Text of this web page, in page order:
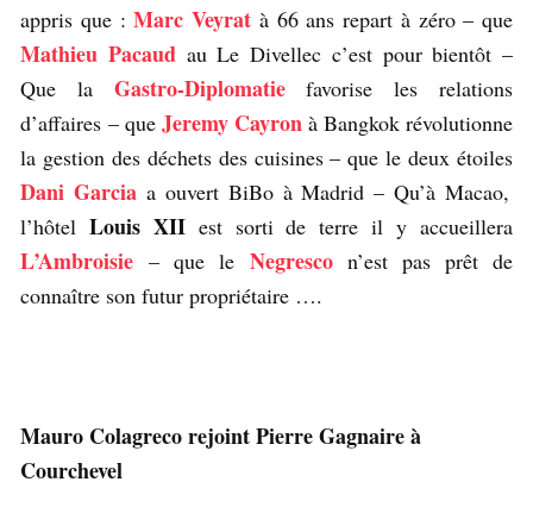
appris que :Marc Veyrat à 66 ans repart à zéro – que
Mathieu Pacaud au Le Divellec c’est pour bientôt –
Que la Gastro-Diplomatiefavorise les relations
d’affaires – que Jeremy Cayron à Bangkok révolutionne
la gestion des déchets des cuisines – que le deux étoiles
Dani Garciaa ouvert BiBo à Madrid – Qu’à Macao,
l’hôtel Louis XIIest sorti de terre il y accueillera
L’Ambroisie – que le Negresco n’est pas prêt de
connaître son futur propriétaire ….
Mauro Colagreco rejoint Pierre Gagnaire à
Courchevel